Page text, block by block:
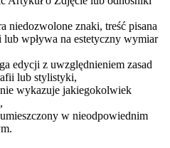
niedozwolone znaki, treść pisana
wpływa na estetyczny wymiar
edycji z uwzględnieniem zasad
lub stylistyki,
wykazuje jakiegokolwiek
w nieodpowiednim